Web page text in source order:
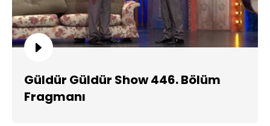
Güldür Güldür Show 446. Bölüm
Fragmanı